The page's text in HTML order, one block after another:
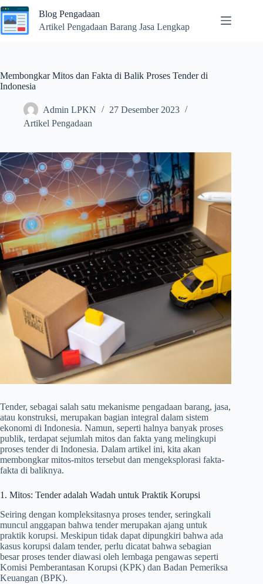
Skip
to
content
Blog Pengadaan
Artikel Pengadaan Barang Jasa Lengkap
Membongkar Mitos dan Fakta di Balik Proses Tender di
Indonesia
Admin LPKN
27 Desember 2023
Artikel Pengadaan
Tender, sebagai salah satu mekanisme pengadaan barang, jasa,
atau konstruksi, merupakan bagian integral dalam sistem
ekonomi di Indonesia. Namun, seperti halnya banyak proses
publik, terdapat sejumlah mitos dan fakta yang melingkupi
proses tender di Indonesia. Dalam artikel ini, kita akan
membongkar mitos-mitos tersebut dan mengeksplorasi fakta-
fakta di baliknya.
1. Mitos: Tender adalah Wadah untuk Praktik Korupsi
Seiring dengan kompleksitasnya proses tender, seringkali
muncul anggapan bahwa tender merupakan ajang untuk
praktik korupsi. Meskipun tidak dapat dipungkiri bahwa ada
kasus korupsi dalam tender, perlu dicatat bahwa sebagian
besar proses tender diawasi oleh lembaga pengawas seperti
Komisi Pemberantasan Korupsi (KPK) dan Badan Pemeriksa
Keuangan (BPK).